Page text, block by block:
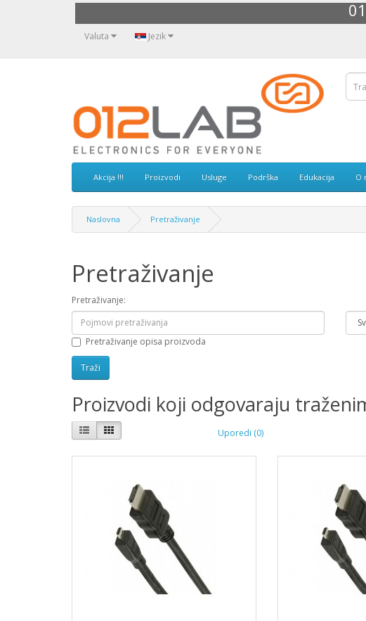
Valuta Jezik
Akcija !!! Proizvodi Usluge Podrška Edukacija O
Naslovna Pretraživanje
Pretraživanje
Pretraživanje:
Pretraživanje opisa proizvoda
Proizvodi koji odgovaraju
Uporedi (0)